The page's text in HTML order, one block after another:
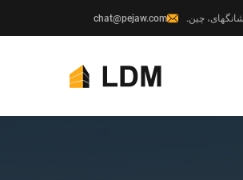
chat@pejaw.com